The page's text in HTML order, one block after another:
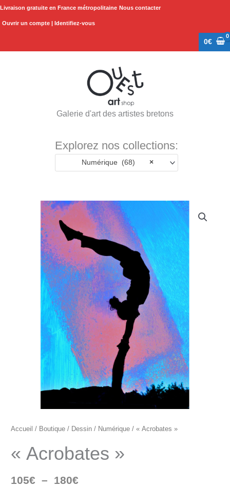
Aller
Livraison gratuite en France métropolitaine Nous contacter
Ouvrir un compte | Identifiez-vous
0€
Galerie d'art des artistes bretons
Explorez nos collections:
×
Numérique (68)
Accueil / Boutique / Dessin / Numérique / « Acrobates »
« Acrobates »
105€ – 180€
Plage
de
prix :
105€
à
180€
"Acrobates"